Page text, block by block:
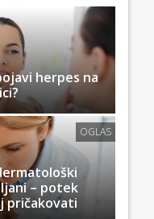
herpes na
OGLAS
– potek
pričakovati